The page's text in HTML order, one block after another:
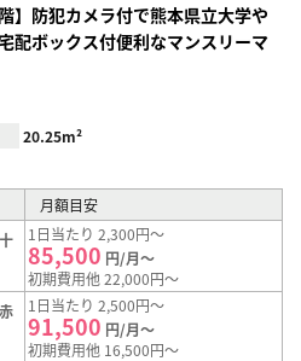
】防犯カメラ付で熊本県立大学や
配ボックス付便利なマンスリーマ
20.25m²
月額目安
1日当たり 2,300円～
85,500 円/月～
初期費用他 22,000円～
1日当たり 2,500円～
91,500 円/月～
初期費用他 16,500円～